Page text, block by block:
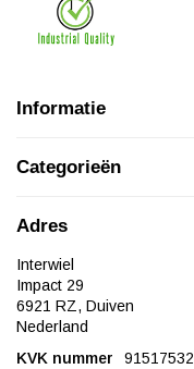
Informatie
Categorieën
Adres
Interwiel
Impact 29
6921 RZ, Duiven
Nederland
KVK nummer
91517532